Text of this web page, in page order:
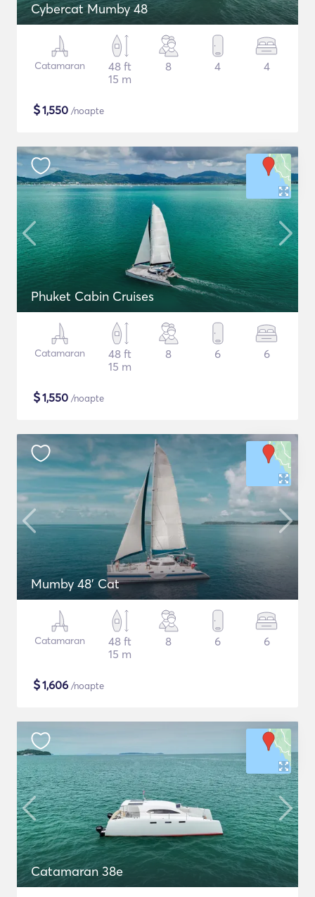
Cybercat Mumby 48
Catamaran
48 ft
15 m
8 4 4
$1,550 /noapte
Phuket Cabin Cruises
Catamaran
48 ft
15 m
8 6 6
$1,550 /noapte
Mumby 48' Cat
Catamaran
48 ft
15 m
8 6 6
$1,606 /noapte
Catamaran 38e